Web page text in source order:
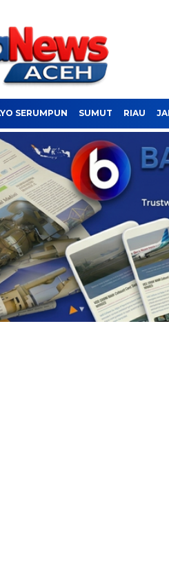
SERUMPUN SUMUT RIAU